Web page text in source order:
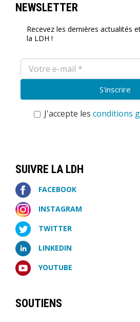
NEWSLETTER
Recevez les dernières actualités
la LDH !
J'accepte les conditions
SUIVRE LA LDH
FACEBOOK
INSTAGRAM
TWITTER
LINKEDIN
YOUTUBE
SOUTIENS